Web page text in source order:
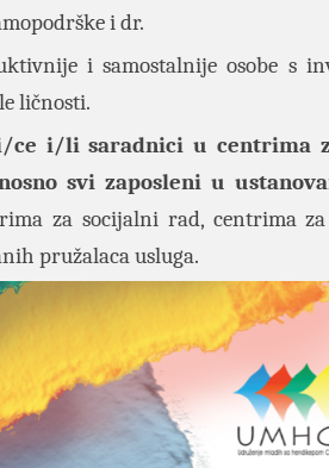
i dr.
i samostalnije osobe s
ličnosti.
ce i/li saradnici u centrima
svi zaposleni u
za socijalni rad, centrima za
pružalaca usluga.